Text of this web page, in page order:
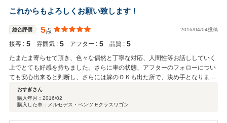
これからもよろしくお願い致します！
総合評価 5点 2016/04/04投稿
接客 : 5 雰囲気 : 5 アフター : 5 品質 : 5
たまたま寄らせて頂き、色々な偶然と丁寧な対応、人間性等お話ししていく
上でとても好感を持ちました。さらに車の状態、アフターのフォローについ
ても安心出来ると判断し、さらには嫁のＯＫも出た所で、決め手となりまし
た。当初は、ただお話しを聞く、見るだけの予定でしたが、その日のうちに
購入を決意するほど、とても気に入りました。車の状態、お店の雰囲気、丁
寧な対応、充実した設備！個人的には、もうこれ以上ありません。価格以上
おすぎさん
購入年月： 2016/02
購入した車：メルセデス・ベンツ Eクラスワゴン